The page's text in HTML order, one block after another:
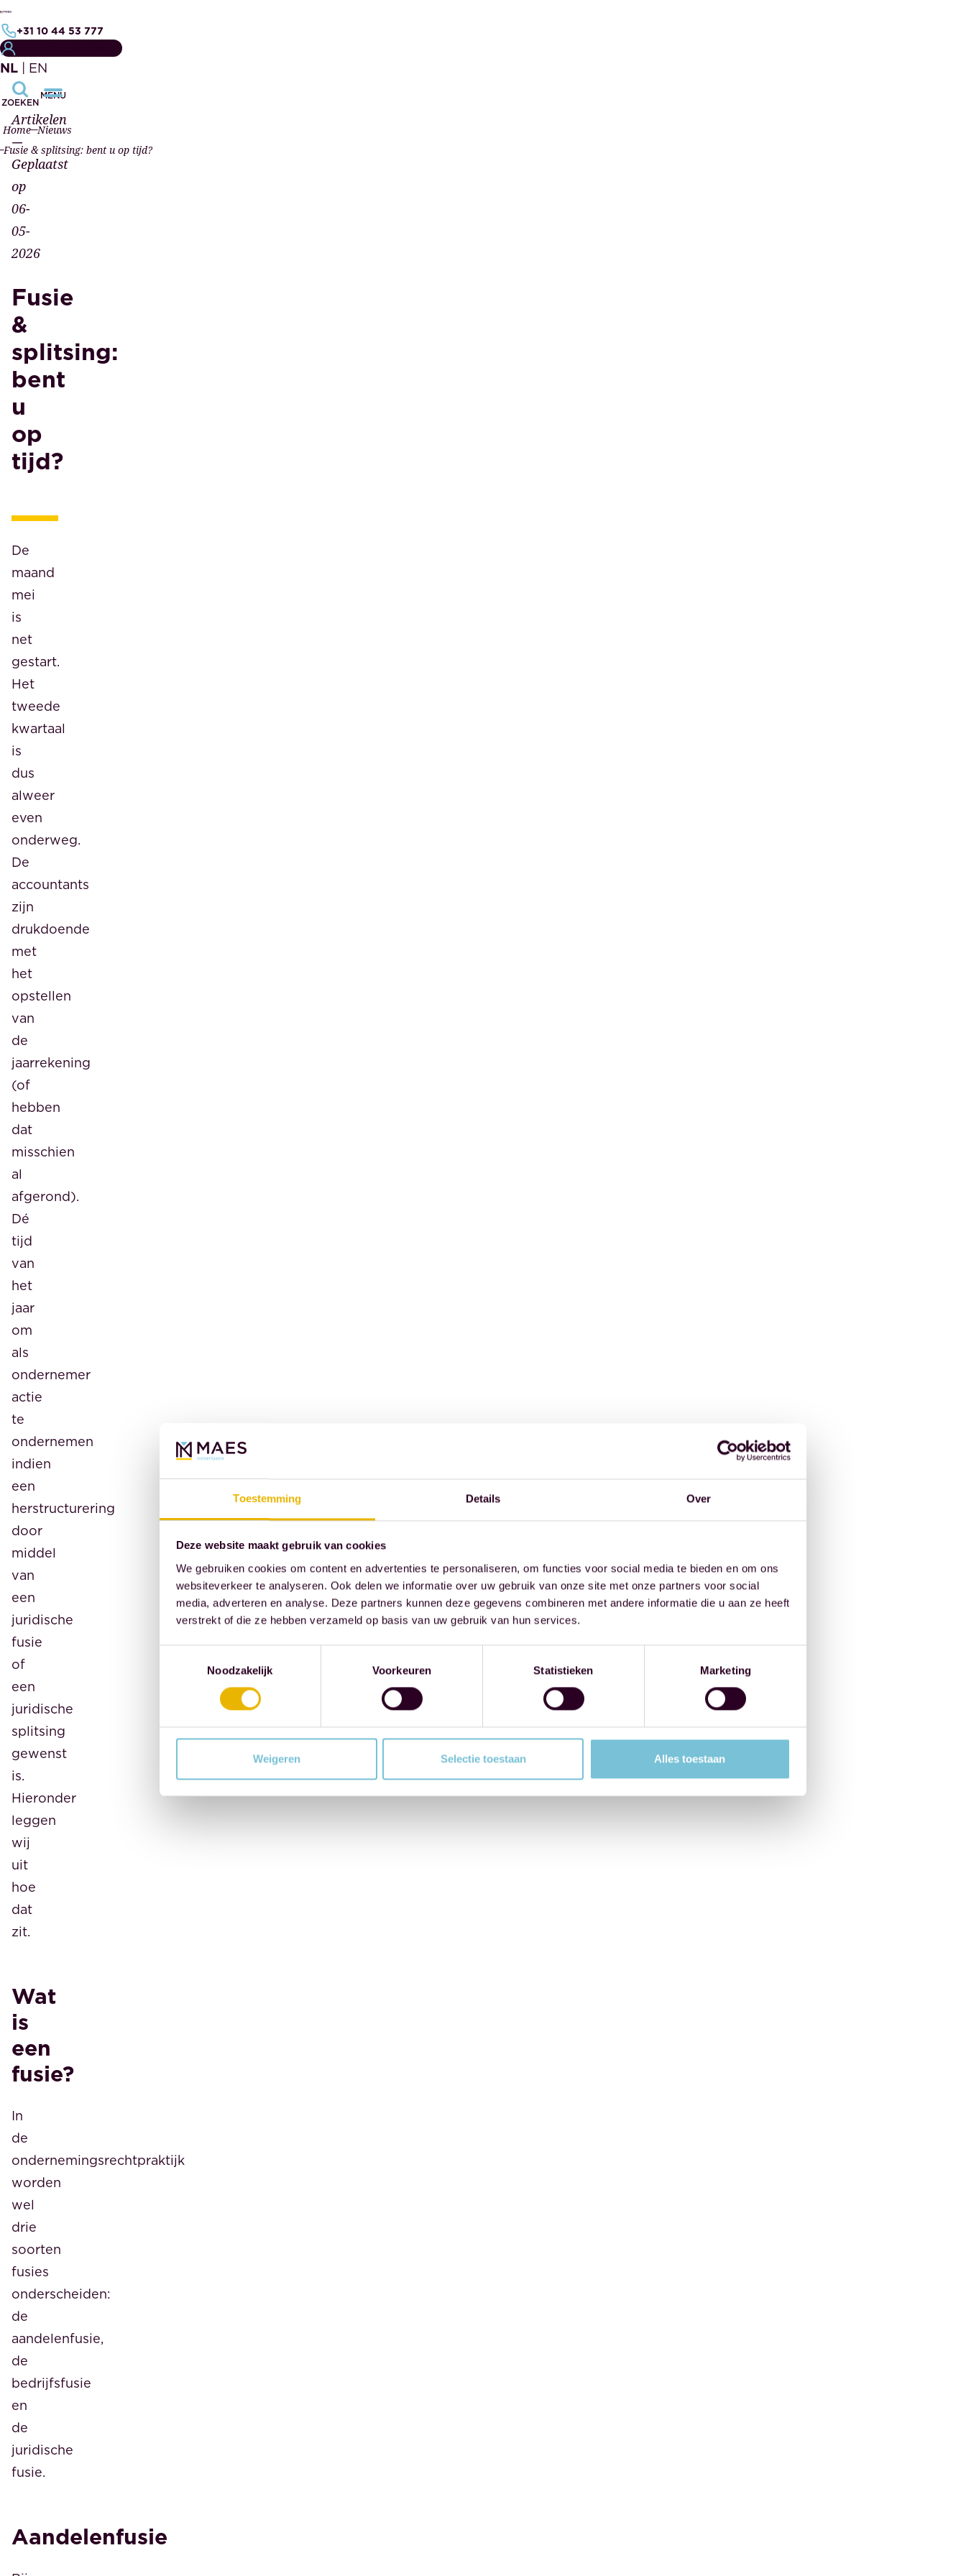
Toestemming Details Over
Deze website maakt gebruik van cookies
We gebruiken cookies om content en advertenties te personaliseren, om functies voor social media te bieden en om ons
websiteverkeer te analyseren. Ook delen we informatie over uw gebruik van onze site met onze partners voor social
media, adverteren en analyse. Deze partners kunnen deze gegevens combineren met andere informatie die u aan ze heeft
verstrekt of die ze hebben verzameld op basis van uw gebruik van hun services.
Noodzakelijk
Voorkeuren Statistieken Marketing
Weigeren Selectie toestaan Alles toestaan
+31 10 44 53 777
NL | EN
ZOEKEN
MENU
Home Nieuws
Fusie & splitsing: bent u op tijd?
Artikelen
—
Geplaatst
op
06-
05-
2026
Fusie
&
splitsing:
bent
u
op
tijd?
De
maand
mei
is
net
gestart.
Het
tweede
kwartaal
is
dus
alweer
even
onderweg.
De
accountants
zijn
drukdoende
met
het
opstellen
van
de
jaarrekening
(of
hebben
dat
misschien
al
afgerond).
Dé
tijd
van
het
jaar
om
als
ondernemer
actie
te
ondernemen
indien
een
herstructurering
door
middel
van
een
juridische
fusie
of
een
juridische
splitsing
gewenst
is.
Hieronder
leggen
wij
uit
hoe
dat
zit.
Wat
is
een
fusie?
In
de
ondernemingsrechtpraktijk
worden
wel
drie
soorten
fusies
onderscheiden:
de
aandelenfusie,
de
bedrijfsfusie
en
de
juridische
fusie.
Aandelenfusie